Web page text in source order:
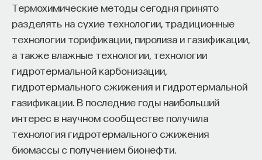
Термохимические методы сегодня принято
разделять на сухие технологии, традиционные
технологии торификации, пиролиза и газификации,
а также влажные технологии, технологии
гидротермальной карбонизации,
гидротермального сжижения и гидротермальной
газификации. В последние годы наибольший
интерес в научном сообществе получила
технология гидротермального сжижения
биомассы с получением бионефти.
6/30/2026
НАПИСАТЬ НАМ
НАД МАТЕРИАЛОМ РАБОТАЛИ
Ивар Максутов
издательского дома "ПостНаука", религиовед